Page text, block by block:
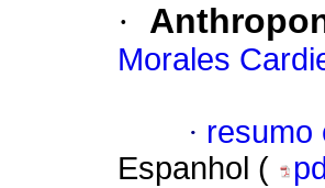
·
Morales
· resumo
Espanhol (